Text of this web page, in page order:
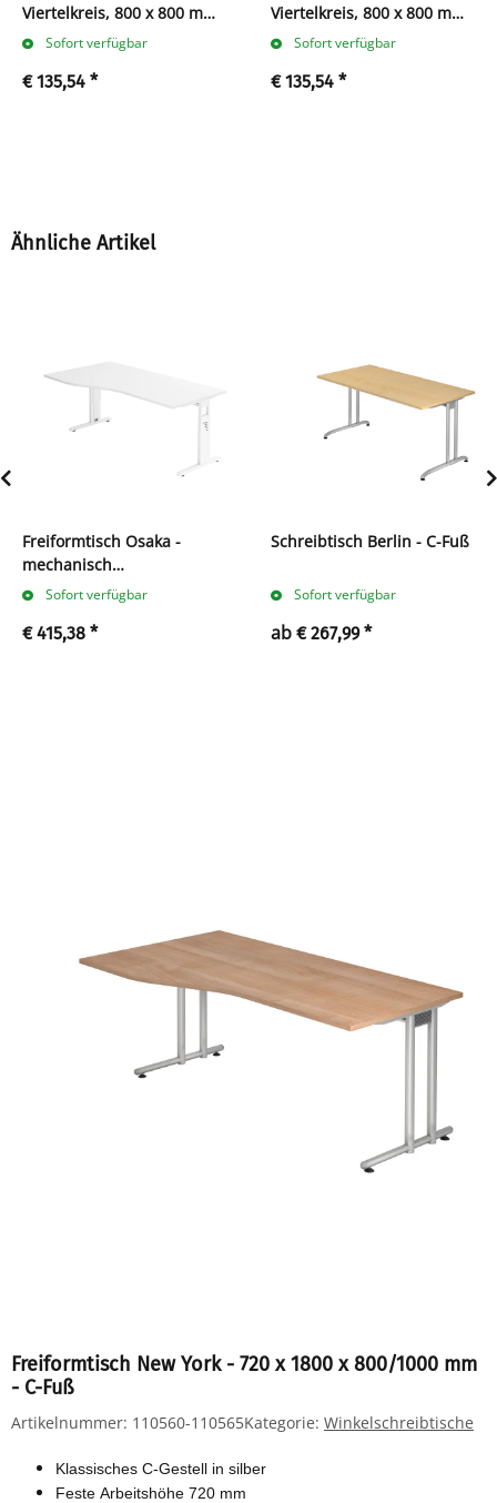
Viertelkreis, 800 x 800 mm,
weißSofort verfügbar
€ 135,54 *
Viertelkreis, 800 x 800 mm,
bucheSofort verfügbar
€ 135,54 *
Ähnliche Artikel
Freiformtisch Osaka -
mechanisch
höhenverstellbar - C-Fuß
Sofort verfügbar
€ 415,38 *
Schreibtisch Berlin - C-Fuß
Sofort verfügbar
ab € 267,99*
Freiformtisch New York - 720 x 1800 x 800/1000 mm
- C-Fuß
Artikelnummer: 110560-110565Kategorie: Winkelschreibtische
Klassisches C-Gestell in silber
Feste Arbeitshöhe 720 mm